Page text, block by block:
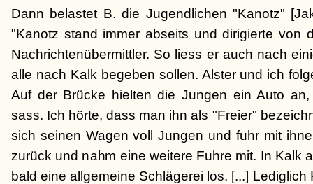
Dann belastet B. die Jugendlichen "Kanotz"
"Kanotz stand immer abseits und dirigierte von
Nachrichtenübermittler. So liess er auch nach
alle nach Kalk begeben sollen. Alster und ich
Auf der Brücke hielten die Jungen ein Auto
sass. Ich hörte, dass man ihn als "Freier"
sich seinen Wagen voll Jungen und fuhr mit
zurück und nahm eine weitere Fuhre mit. In Kalk
bald eine allgemeine Schlägerei los. [...]